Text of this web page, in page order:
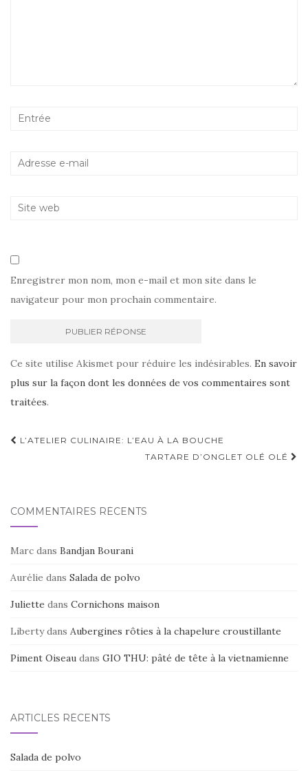
Enregistrer mon nom, mon e-mail et mon site dans le
navigateur pour mon prochain commentaire.
Ce site utilise Akismet pour réduire les indésirables. En savoir
plus sur la façon dont les données de vos commentaires sont
traitées.
Navigation
L’ATELIER CULINAIRE: L’EAU À LA BOUCHE
TARTARE D’ONGLET OLÉ OLÉ
COMMENTAIRES RÉCENTS
Marc dans Bandjan Bourani
Aurélie dans Salada de polvo
Juliette dans Cornichons maison
Libertydans Aubergines rôties à la chapelure croustillante
Piment Oiseau dans GIO THU: pâté de tête à la vietnamienne
ARTICLES RÉCENTS
Salada de polvo